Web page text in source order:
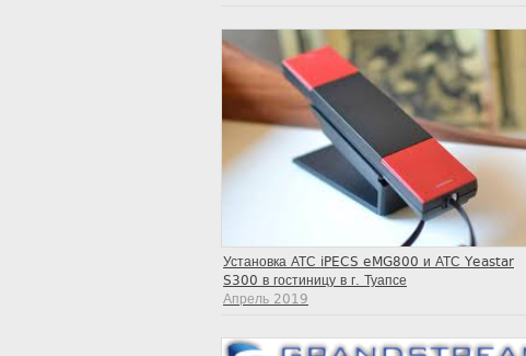
Установка АТС iPECS eMG800 и АТС Yeastar
S300 в гостиницу в г. Туапсе
Апрель 2019